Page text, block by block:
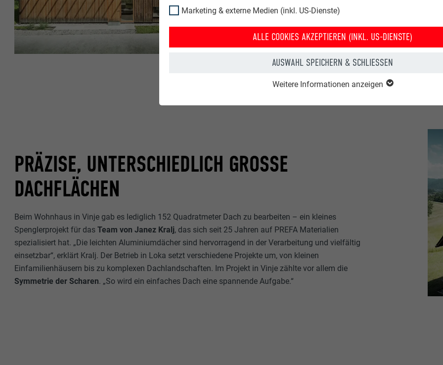
Marketing & externe Medien (inkl. US-Dienste)
ALLE COOKIES AKZEPTIEREN (INKL. US-DIENSTE)
AUSWAHL SPEICHERN & SCHLIESSEN
Weitere Informationen anzeigen
Minimalismus. Wie Blaž Kandus erklärt, ist
sich sowohl auf das menschliche Maß
auf die Landschaft.
PRÄZISE, UNTERSCHIEDLICH GROSSE D
ACHFLÄCHEN
Beim Wohnhaus in Vinje gab es lediglich 152 Quadratmeter Dach zu bearbeiten – ein kleines
Spenglerprojekt für dasTeam von Janez Kralj, das sich seit 25 Jahren auf PREFA Materialien
spezialisiert hat. „Die leichten Aluminiumdächer sind hervorragend in der Verarbeitung und vielfältig
einsetzbar“, erklärt Kralj. Der Betrieb in Loka setzt verschiedene Projekte um, von kleinen
Einfamilienhäusern bis zu komplexen Dachlandschaften. Im Projekt in Vinje zählte vor allem die
Symmetrie der Scharen. „So wird ein einfaches Dach eine spannende Aufgabe.“